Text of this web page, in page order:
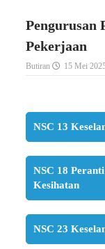
Pengurusan
Pekerjaan
Butiran 15 Mei
NSC 13
NSC 18
Kesihatan
NSC 23